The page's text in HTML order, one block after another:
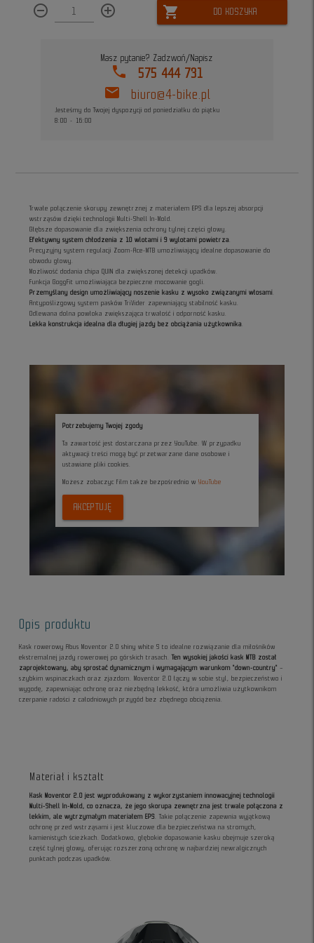
remove_circle_outline add_circle_outline shopping_cart DO KOSZYKA
Masz pytanie? Zadzwoń/Napisz
phone 575 444 731
mail biuro@4-bike.pl
Jesteśmy do Twojej dyspozycji od poniedziałku do piątku
8:00 - 16:00
Trwałe połączenie skorupy zewnętrznej z materiałem EPS dla lepszej absorpcji
wstrząsów dzięki technologii Multi-Shell In-Mold.
Głębsze dopasowanie dla zwiększenia ochrony tylnej części głowy.
Efektywny system chłodzenia z 10 wlotami i 9 wylotami powietrza.
Precyzyjny system regulacji Zoom-Ace-MTB umożliwiający idealne dopasowanie do
obwodu głowy.
Możliwość dodania chipa QUIN dla zwiększonej detekcji upadków.
Funkcja GoggFit umożliwiająca bezpieczne mocowanie gogli.
Przemyślany design umożliwiający noszenie kasku z wysoko związanymi włosami.
Antypoślizgowy system pasków TriVider zapewniający stabilność kasku.
Odlewana dolna powłoka zwiększająca trwałość i odporność kasku.
Lekka konstrukcja idealna dla długiej jazdy bez obciążania użytkownika.
Potrzebujemy Twojej zgody
Ta zawartość jest dostarczana przez YouTube. W przypadku
aktywacji treści mogą być przetwarzane dane osobowe i
ustawiane pliki cookies.
Możesz zobaczyc film także bezpośrednio w YouTube
AKCEPTUJĘ
Opis produktu
Kask rowerowy Abus Moventor 2.0 shiny white S to idealne rozwiązanie dla miłośników
ekstremalnej jazdy rowerowej po górskich trasach.Ten wysokiej jakości kask MTB został
zaprojektowany, aby sprostać dynamicznym i wymagającym warunkom "down-country" –
szybkim wspinaczkach oraz zjazdom. Moventor 2.0 łączy w sobie styl, bezpieczeństwo i
wygodę, zapewniając ochronę oraz niezbędną lekkość, która umożliwia użytkownikom
czerpanie radości z całodniowych przygód bez zbędnego obciążenia.
Materiał i kształt
Kask Moventor 2.0 jest wyprodukowany z wykorzystaniem innowacyjnej technologii
Multi-Shell In-Mold, co oznacza, że jego skorupa zewnętrzna jest trwale połączona z
lekkim, ale wytrzymałym materiałem EPS
. Takie połączenie zapewnia wyjątkową
ochronę przed wstrząsami i jest kluczowe dla bezpieczeństwa na stromych,
kamienistych ścieżkach. Dodatkowo, głębokie dopasowanie kasku obejmuje szeroką
część tylnej głowy, oferując rozszerzoną ochronę w najbardziej newralgicznych
punktach podczas upadków.